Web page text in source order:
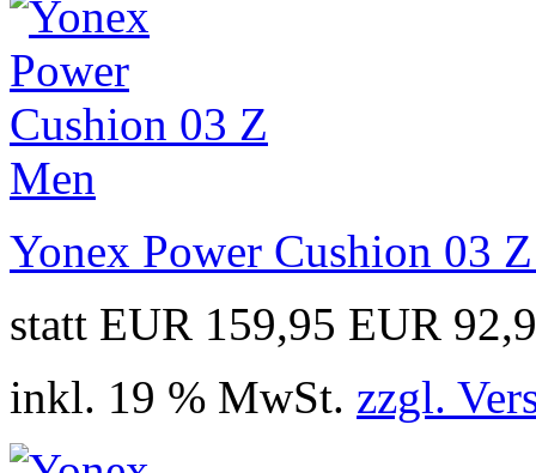
Yonex Power Cushion 03
statt EUR 159,95 EUR
inkl. 19 % MwSt. zzgl.